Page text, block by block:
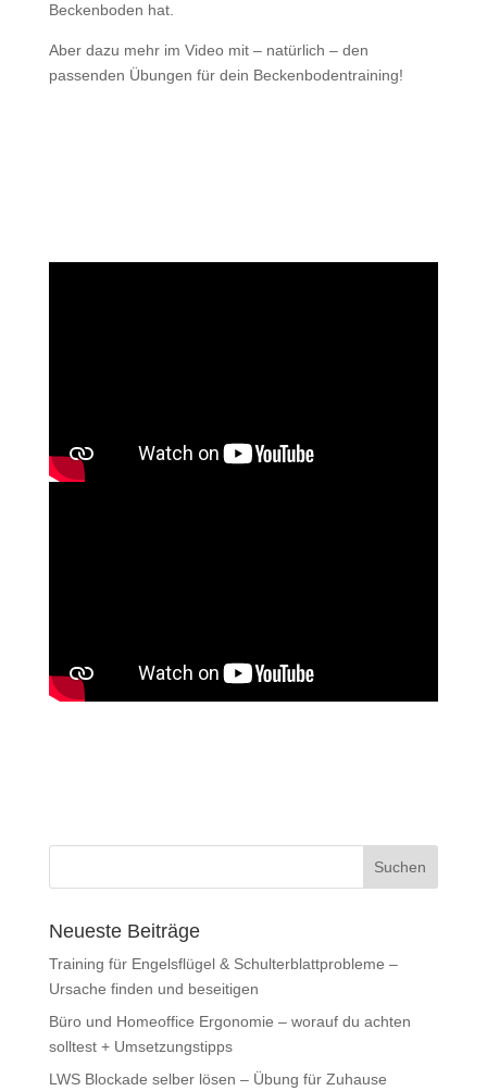
Beckenboden hat.
Aber dazu mehr im Video mit – natürlich – den
passenden Übungen für dein Beckenbodentraining!
Neueste Beiträge
Training für Engelsflügel & Schulterblattprobleme –
Ursache finden und beseitigen
Büro und Homeoffice Ergonomie – worauf du achten
solltest + Umsetzungstipps
LWS Blockade selber lösen – Übung für Zuhause